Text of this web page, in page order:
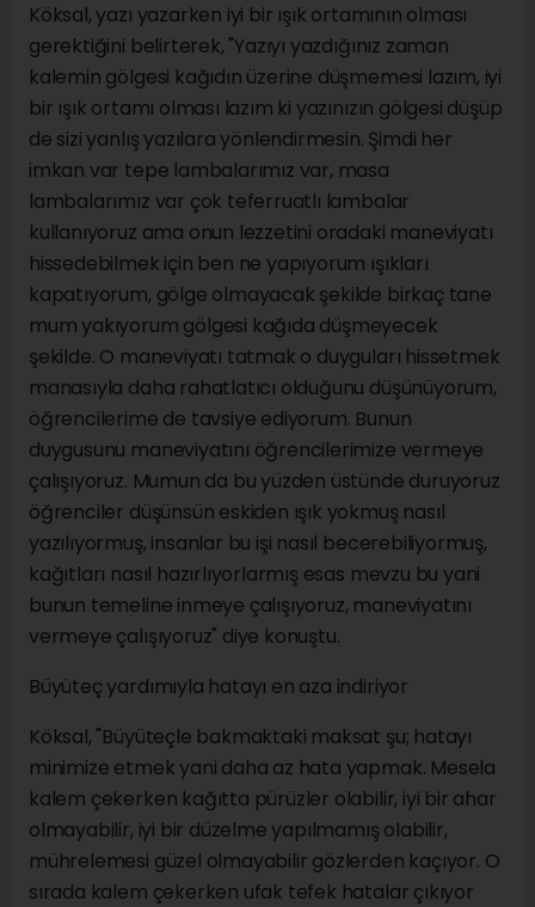
Köksal, yazı yazarken iyi bir ışık ortamının olması
gerektiğini belirterek, "Yazıyı yazdığınız zaman
kalemin gölgesi kağıdın üzerine düşmemesi lazım, iyi
bir ışık ortamı olması lazım ki yazınızın gölgesi düşüp
de sizi yanlış yazılara yönlendirmesin. Şimdi her
imkan var tepe lambalarımız var, masa
lambalarımız var çok teferruatlı lambalar
kullanıyoruz ama onun lezzetini oradaki maneviyatı
hissedebilmek için ben ne yapıyorum ışıkları
kapatıyorum, gölge olmayacak şekilde birkaç tane
mum yakıyorum gölgesi kağıda düşmeyecek
şekilde. O maneviyatı tatmak o duyguları hissetmek
manasıyla daha rahatlatıcı olduğunu düşünüyorum,
öğrencilerime de tavsiye ediyorum. Bunun
duygusunu maneviyatını öğrencilerimize vermeye
çalışıyoruz. Mumun da bu yüzden üstünde duruyoruz
öğrenciler düşünsün eskiden ışık yokmuş nasıl
yazılıyormuş, insanlar bu işi nasıl becerebiliyormuş,
kağıtları nasıl hazırlıyorlarmış esas mevzu bu yani
bunun temeline inmeye çalışıyoruz, maneviyatını
vermeye çalışıyoruz" diye konuştu.
Büyüteç yardımıyla hatayı en aza indiriyor
Köksal, "Büyüteçle bakmaktaki maksat şu; hatayı
minimize etmek yani daha az hata yapmak. Mesela
kalem çekerken kağıtta pürüzler olabilir, iyi bir ahar
olmayabilir, iyi bir düzelme yapılmamış olabilir,
mührelemesi güzel olmayabilir gözlerden kaçıyor. O
sırada kalem çekerken ufak tefek hatalar çıkıyor